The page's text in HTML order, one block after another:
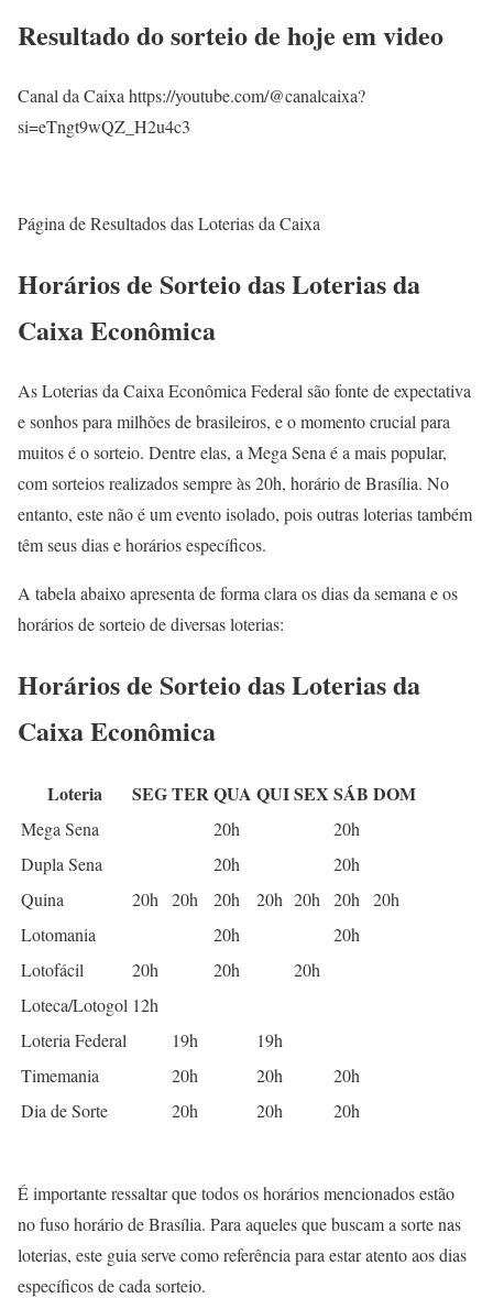
Resultado do sorteio de hoje em video
Canal da Caixa https://youtube.com/@canalcaixa?
si=eTngt9wQZ_H2u4c3
Página de Resultados das Loterias da Caixa
Horários de Sorteio das Loterias da
Caixa Econômica
As Loterias da Caixa Econômica Federal são fonte de expectativa
e sonhos para milhões de brasileiros, e o momento crucial para
muitos é o sorteio. Dentre elas, a Mega Sena é a mais popular,
com sorteios realizados sempre às 20h, horário de Brasília. No
entanto, este não é um evento isolado, pois outras loterias também
têm seus dias e horários específicos.
A tabela abaixo apresenta de forma clara os dias da semana e os
horários de sorteio de diversas loterias:
Horários de Sorteio das Loterias da
Caixa Econômica
Loteria SEGTERQUA QUISEX SÁB DOM
Mega Sena 20h
20h
Dupla Sena
20h
20h
Quina
20h 20h 20h 20h 20h 20h 20h
Lotomania
20h
20h
Lotofácil
20h 20h
20h
Loteca/Lotogol 12h
Loteria Federal
19h
19h
Timemania
20h 20h
20h
Dia de Sorte
20h 20h 20h
É importante ressaltar que todos os horários mencionados estão
no fuso horário de Brasília. Para aqueles que buscam a sorte nas
loterias, este guia serve como referência para estar atento aos dias
específicos de cada sorteio.